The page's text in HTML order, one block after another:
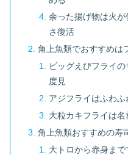
余った揚げ物は火
さ復活
角上魚類でおすすめは
ビッグえびフライ
度見
アジフライはふわ
大粒カキフライは
角上魚類おすすめの寿
大トロから赤身ま